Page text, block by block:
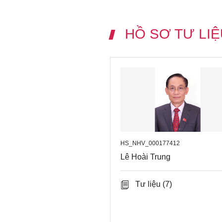
HỒ SƠ TƯ
HS_NHV_000177412
Lê Hoài Trung
Tư liệu (7)